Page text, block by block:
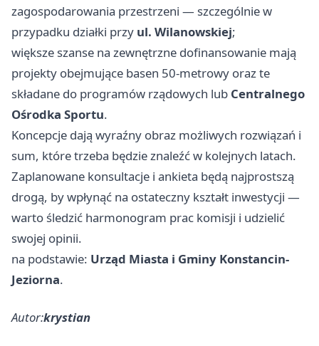
zagospodarowania przestrzeni — szczególnie w
przypadku działki przy ul. Wilanowskiej;
większe szanse na zewnętrzne dofinansowanie mają
projekty obejmujące basen 50‑metrowy oraz te
składane do programów rządowych lub Centralnego
Ośrodka Sportu.
Koncepcje dają wyraźny obraz możliwych rozwiązań i
sum, które trzeba będzie znaleźć w kolejnych latach.
Zaplanowane konsultacje i ankieta będą najprostszą
drogą, by wpłynąć na ostateczny kształt inwestycji —
warto śledzić harmonogram prac komisji i udzielić
swojej opinii.
na podstawie: Urząd Miasta i Gminy Konstancin-
Jeziorna.
Autor:krystian